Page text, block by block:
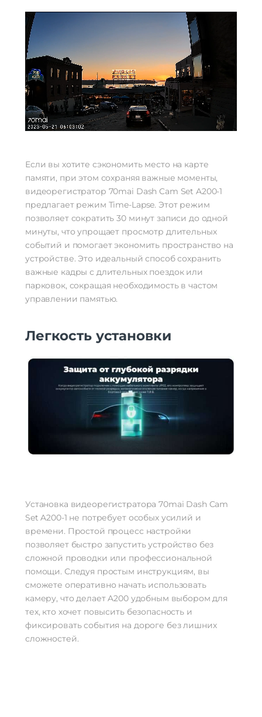
Если вы хотите сэкономить место на карте
памяти, при этом сохраняя важные моменты,
видеорегистратор 70mai Dash Cam Set A200-1
предлагает режим Time-Lapse. Этот режим
позволяет сократить 30 минут записи до одной
минуты, что упрощает просмотр длительных
событий и помогает экономить пространство на
устройстве. Это идеальный способ сохранить
важные кадры с длительных поездок или
парковок, сокращая необходимость в частом
управлении памятью.
Легкость установки
Установка видеорегистратора 70mai Dash Cam
Set A200-1 не потребует особых усилий и
времени. Простой процесс настройки
позволяет быстро запустить устройство без
сложной проводки или профессиональной
помощи. Следуя простым инструкциям, вы
сможете оперативно начать использовать
камеру, что делает A200 удобным выбором для
тех, кто хочет повысить безопасность и
фиксировать события на дороге без лишних
сложностей.